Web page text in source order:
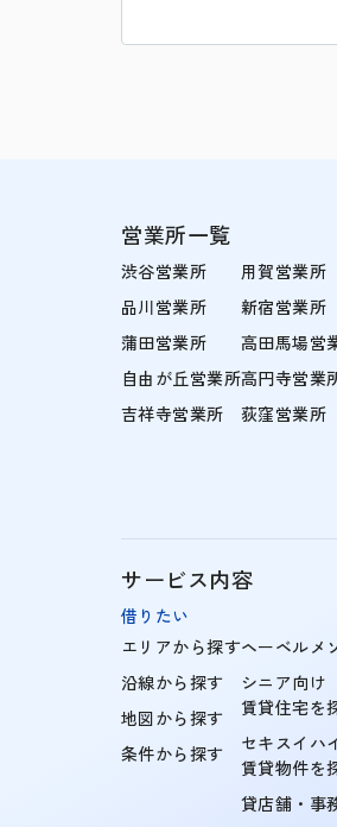
営業所一覧
渋谷営業所
品川営業所
蒲田営業所
自由が丘営業所
吉祥寺営業所
用賀営業所
新宿営業所
高田馬場営
高円寺営業
荻窪営業所
サービス内容
借りたい
エリアから探す
沿線から探す
地図から探す
条件から探す
ヘーベルメ
シニア向け
賃貸住宅を
セキスイハ
賃貸物件を
貸店舗・事